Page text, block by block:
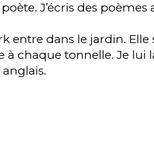
J’écris des poèmes
entre dans le jardin. Elle
à chaque tonnelle. Je lui